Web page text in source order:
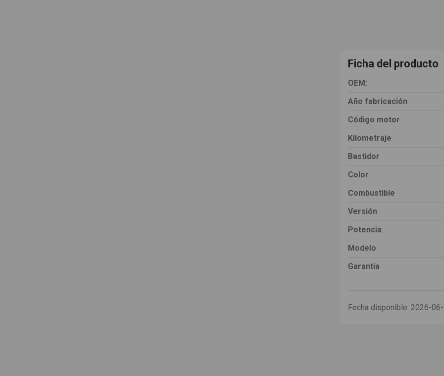
Ficha del producto
OEM:
Año fabricación
Código motor
Kilometraje
Bastidor
Color
Combustible
Versión
Potencia
Modelo
Garantia
Fecha disponible: 2026-